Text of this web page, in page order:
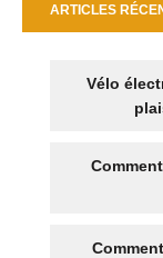
ARTICLES
Vélo